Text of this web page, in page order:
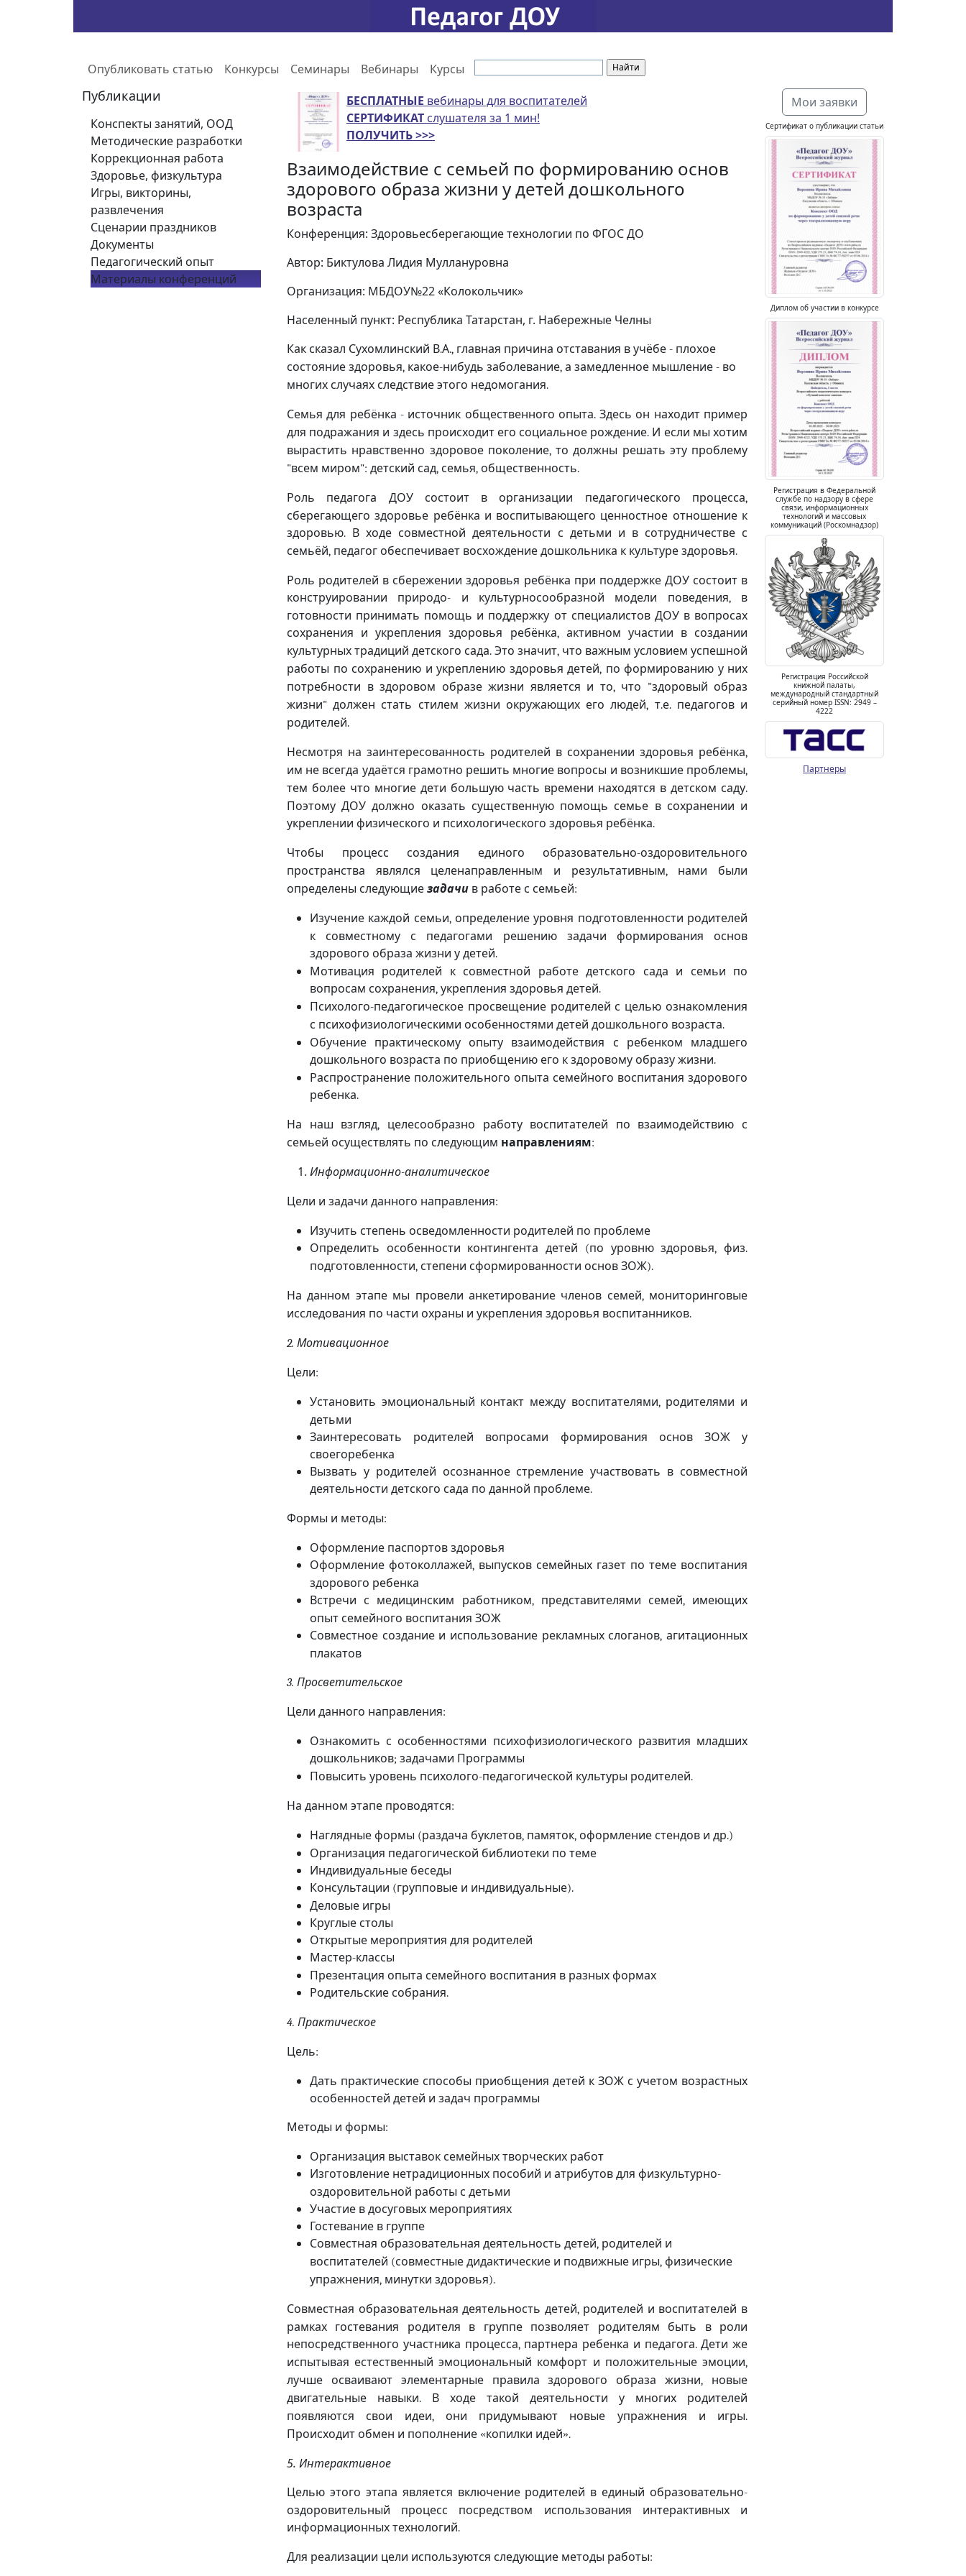
Опубликовать статью Конкурсы Семинары Вебинары Курсы
Публикации
Конспекты занятий, ООД
Методические разработки
Коррекционная работа
Здоровье, физкультура
Игры, викторины,
развлечения
Сценарии праздников
Документы
Педагогический опыт
Материалы конференций
БЕСПЛАТНЫЕ вебинары для воспитателей
СЕРТИФИКАТ слушателя за 1 мин!
ПОЛУЧИТЬ >>>
Взаимодействие с семьей по формированию основ
здорового образа жизни у детей дошкольного
возраста
Конференция: Здоровьесберегающие технологии по ФГОС ДО
Автор: Биктулова Лидия Муллануровна
Организация: МБДОУ№22 «Колокольчик»
Населенный пункт: Республика Татарстан, г. Набережные Челны
Как сказал Сухомлинский В.А., главная причина отставания в учёбе - плохое
состояние здоровья, какое-нибудь заболевание, а замедленное мышление - во
многих случаях следствие этого недомогания.
Семья для ребёнка - источник общественного опыта.Здесь он находит пример
для подражания и здесь происходит его социальное рождение. И если мы хотим
вырастить нравственно здоровое поколение, то должны решать эту проблему
"всем миром": детский сад, семья, общественность.
Роль педагога ДОУ состоит в организации педагогического процесса,
сберегающего здоровье ребёнка и воспитывающего ценностное отношение к
здоровью. В ходе совместной деятельности с детьми и в сотрудничестве с
семьёй, педагог обеспечивает восхождение дошкольника к культуре здоровья.
Роль родителей в сбережении здоровья ребёнка при поддержке ДОУ состоит в
конструировании природо- и культурносообразной модели поведения, в
готовности принимать помощь и поддержку от специалистов ДОУ в вопросах
сохранения и укрепления здоровья ребёнка, активном участии в создании
культурных традиций детского сада. Это значит, что важным условием успешной
работы по сохранению и укреплению здоровья детей, по формированию у них
потребности в здоровом образе жизни является и то, что "здоровый образ
жизни"должен стать стилем жизни окружающих его людей, т.е. педагогов и
родителей.
Несмотря на заинтересованность родителей в сохранении здоровья ребёнка,
им не всегда удаётся грамотно решить многие вопросы и возникшие проблемы,
тем более что многие дети большую часть времени находятся в детском саду.
Поэтому ДОУ должно оказать существенную помощь семье в сохранении и
укреплении физического и психологического здоровья ребёнка.
Чтобы процесс создания единого образовательно-оздоровительного
пространства являлся целенаправленным и результативным, нами были
определены следующиезадачи в работе с семьей:
Изучение каждой семьи, определение уровня подготовленности родителей
к совместному с педагогами решению задачи формирования основ
здорового образа жизни у детей.
Мотивация родителей к совместной работе детского сада и семьи по
вопросам сохранения, укрепления здоровья детей.
Психолого-педагогическое просвещение родителей с целью ознакомления
с психофизиологическими особенностями детей дошкольного возраста.
Обучение практическому опыту взаимодействия с ребенком младшего
дошкольного возраста по приобщению его к здоровому образу жизни.
Распространение положительного опыта семейного воспитания здорового
ребенка.
На наш взгляд, целесообразно работу воспитателей по взаимодействию с
семьей осуществлять по следующим направлениям:
Информационно-аналитическое
Цели и задачи данного направления:
Изучить степень осведомленности родителей по проблеме
​​​​​​Определить особенности контингента детей (по уровню здоровья,физ.
подготовленности, степени сформированности основ ЗОЖ).
На данном этапе мы провели анкетирование членов семей, мониторинговые
исследования по части охраны и укрепления здоровья воспитанников.
2. Мотивационное
Цели:
Установить эмоциональный контакт между воспитателями, родителями и
детьми
Заинтересовать родителей вопросами формирования основ ЗОЖ у
своегоребенка
Вызвать у родителей осознанное стремление участвовать в совместной
деятельности детского сада по данной проблеме.
Формы и методы:
Оформление паспортов здоровья
Оформление фотоколлажей, выпусков семейных газет по теме воспитания
здорового ребенка
Встречи с медицинским работником, представителями семей, имеющих
опыт семейного воспитания ЗОЖ
Совместное создание и использование рекламных слоганов,агитационных
плакатов
3. Просветительское
Цели данного направления:
Ознакомить с особенностями психофизиологического развития младших
дошкольников; задачами Программы
Повысить уровень психолого-педагогической культуры родителей.
На данном этапе проводятся:
Наглядные формы (раздача буклетов, памяток, оформление стендов и др.)
Организация педагогической библиотеки по теме
Индивидуальные беседы
Консультации (групповые и индивидуальные).
Деловые игры
Круглые столы
Открытые мероприятия для родителей
Мастер-классы
Презентация опыта семейного воспитания в разных формах
Родительские собрания.
4. Практическое
Цель:
Дать практические способы приобщения детей к ЗОЖ с учетом возрастных
особенностей детей и задач программы
Методы и формы:
Организация выставок семейных творческих работ
Изготовление нетрадиционных пособий и атрибутов для физкультурно-
оздоровительной работы с детьми
Участие в досуговых мероприятиях
Гостевание в группе
Совместная образовательная деятельность детей, родителей и
воспитателей (совместные дидактические и подвижные игры, физические
упражнения, минутки здоровья).
Совместная образовательная деятельность детей, родителей и воспитателей в
рамках гостевания родителя в группе позволяет родителям быть в роли
непосредственного участника процесса, партнера ребенка и педагога.Дети же
испытывая естественный эмоциональный комфорт и положительные эмоции,
лучше осваивают элементарные правила здорового образа жизни, новые
двигательные навыки. В ходе такой деятельности у многих родителей
появляются свои идеи, они придумывают новые упражнения и игры.
Происходит обмен и пополнение «копилки идей».
5. Интерактивное
Целью этого этапа является включение родителей в единый образовательно-
оздоровительный процесс посредством использования интерактивных и
информационных технологий.
Для реализации цели используются следующие методы работы:
Мои заявки
Сертификат о публикации статьи
Диплом об участии в конкурсе
Регистрация в Федеральной
службе по надзору в сфере
связи, информационных
технологий и массовых
коммуникаций (Роскомнадзор)
Регистрация Российской
книжной палаты,
международный стандартный
серийный номер ISSN: 2949 –
4222
Партнеры